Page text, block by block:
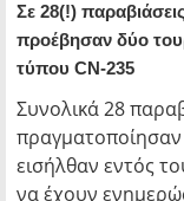
Σε 28(!)
προέβησαν δύο
τύπου CN-235
Συνολικά 28
εισήλθαν εντός
να έχουν